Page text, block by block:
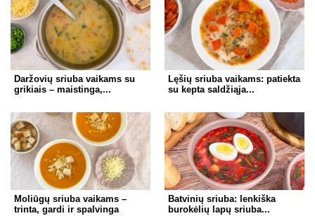
Daržovių sriuba vaikams su
grikiais – maistinga,...
Lęšių sriuba vaikams: patiekta
su kepta saldžiąja...
Moliūgų sriuba vaikams –
trinta, gardi ir spalvinga
Batvinių sriuba: lenkiška
burokėlių lapų sriuba...